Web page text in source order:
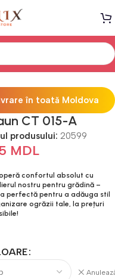
Scaune Terasă
în toată Moldova
CT 015-A
produsului: 20599
MDL
confortul absolut cu
nostru pentru grădină –
perfectă pentru a adăuga stil
ogrăzii tale, la prețuri